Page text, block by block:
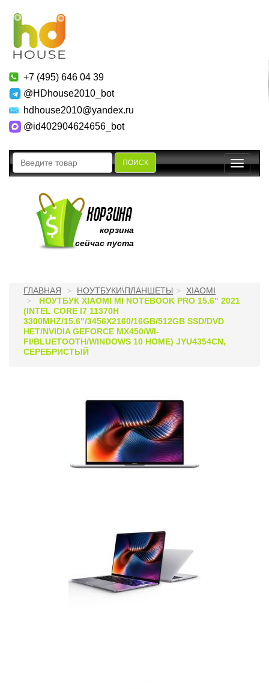
+7 (495) 646 04 39
@HDhouse2010_bot
hdhouse2010@yandex.ru
@id402904624656_bot
ПОИСК
Toggle
корзина
сейчас пуста
ГЛАВНАЯ НОУТБУКИ\ПЛАНШЕТЫ
XIAOMI
НОУТБУК XIAOMI MI NOTEBOOK PRO 15.6" 2021
(INTEL CORE I7 11370H
3300MHZ/15.6"/3456X2160/16GB/512GB SSD/DVD
НЕТ/NVIDIA GEFORCE MX450/WI-
FI/BLUETOOTH/WINDOWS 10 HOME) JYU4354CN,
СЕРЕБРИСТЫЙ